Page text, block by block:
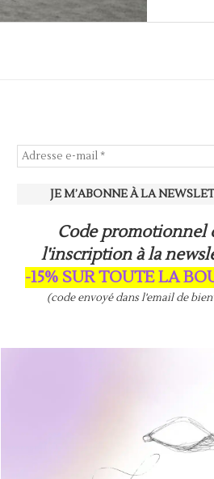
Code promotionnel
l'inscription à la
-15% SUR TOUTE LA
(code envoyé dans l'email de